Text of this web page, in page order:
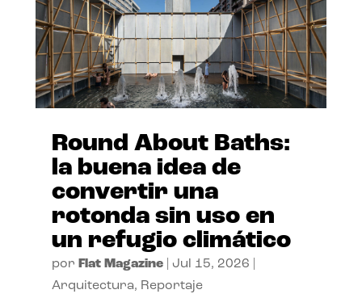
Round About Baths:
la buena idea de
convertir una
rotonda sin uso en
un refugio climático
por Flat Magazine| Jul 15, 2026
Arquitectura, Reportaje